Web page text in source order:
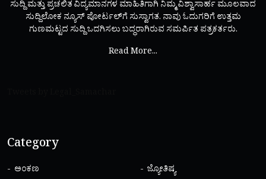
ಸುದ್ದಿ ಮತ್ತು ಪ್ರಚಲಿತ ವಿದ್ಯಮಾನಗಳ ಮಾಹಿತಿಗಾಗಿ ನಿಮ್ಮ ವಿಶ್ವಾಸಾರ್ಹ ಮೂಲವಾದ
ಸುದ್ದಿಲೋಕ ನ್ಯೂಸ್ ಪೋರ್ಟಲ್‌ಗೆ ಸುಸ್ವಾಗತ. ನಾವು ಓದುಗರಿಗೆ ಉತ್ತಮ
ಗುಣಮಟ್ಟದ ಸುದ್ದಿ ಒದಗಿಸಲು ಬದ್ಧರಾಗಿರುವ ಸಮರ್ಪಿತ ಪತ್ರಕರ್ತರು.
Read More...
Category
ಅಂಕಣ
ಜ್ಯೋತಿಷ್ಯ